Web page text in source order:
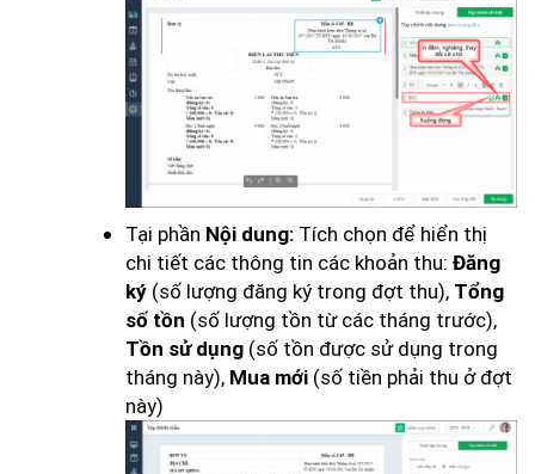
Tại phần Nội dung: Tích chọn để hiển thị
chi tiết các thông tin các khoản thu: Đăng
ký (số lượng đăng ký trong đợt thu), Tổng
số tồn (số lượng tồn từ các tháng trước),
Tồn sử dụng (số tồn được sử dụng trong
tháng này), Mua mới (số tiền phải thu ở đợt
này)